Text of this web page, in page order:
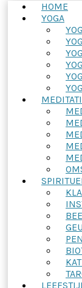
HOME
YOGA